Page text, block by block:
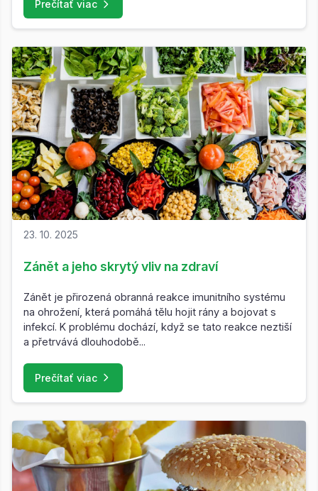
Prečítať viac
23. 10. 2025
Zánět a jeho skrytý vliv na zdraví
Zánět je přirozená obranná reakce imunitního systému
na ohrožení, která pomáhá tělu hojit rány a bojovat s
infekcí. K problému dochází, když se tato reakce neztiší
a přetrvává dlouhodobě...
Prečítať viac